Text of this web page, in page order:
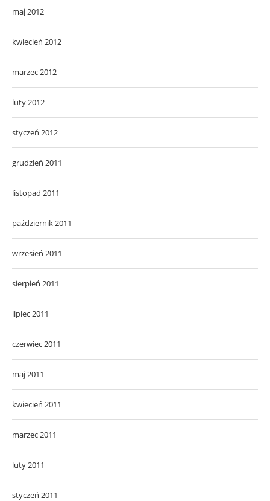
maj 2012
kwiecień 2012
marzec 2012
luty 2012
styczeń 2012
grudzień 2011
listopad 2011
październik 2011
wrzesień 2011
sierpień 2011
lipiec 2011
czerwiec 2011
maj 2011
kwiecień 2011
marzec 2011
luty 2011
styczeń 2011